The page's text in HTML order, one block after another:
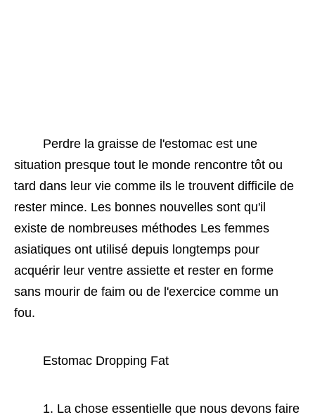
situation presque tout le monde rencontre tôt ou
tard dans leur vie comme ils le trouvent difficile de
rester mince. Les bonnes nouvelles sont qu'il
existe de nombreuses méthodes Les femmes
asiatiques ont utilisé depuis longtemps pour
acquérir leur ventre assiette et rester en forme
sans mourir de faim ou de l'exercice comme un
fou.
Estomac Dropping Fat